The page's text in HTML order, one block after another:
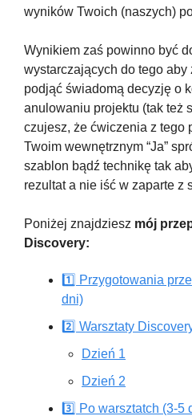
wyników Twoich (naszych)
Wynikiem zaś powinno być
wystarczających do tego aby
podjąć świadomą decyzję o
anulowaniu projektu (tak też
czujesz, że ćwiczenia z tego
Twoim wewnętrznym “Ja”
szablon bądź technikę tak
rezultat a nie iść w zaparte z
Poniżej znajdziesz mój
Discovery:
1️⃣ Przygotowania
dni)
2️⃣ Warsztaty
Dzień 1
Dzień 2
3️⃣ Po warsztatch (3-5